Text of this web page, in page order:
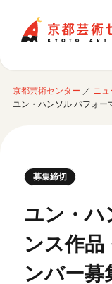
English
※チケット窓口は18:00ま
ご利用案内
開館時間・アクセ
京都芸術センター ／ ニュ
ユン・ハンソル パフォー
募集締切
ユン・ハ
ンス作品
ンバー募